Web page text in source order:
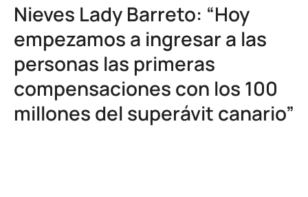
Nieves Lady Barreto: “Hoy
empezamos a ingresar a las
personas las primeras
compensaciones con los 100
millones del superávit canario”